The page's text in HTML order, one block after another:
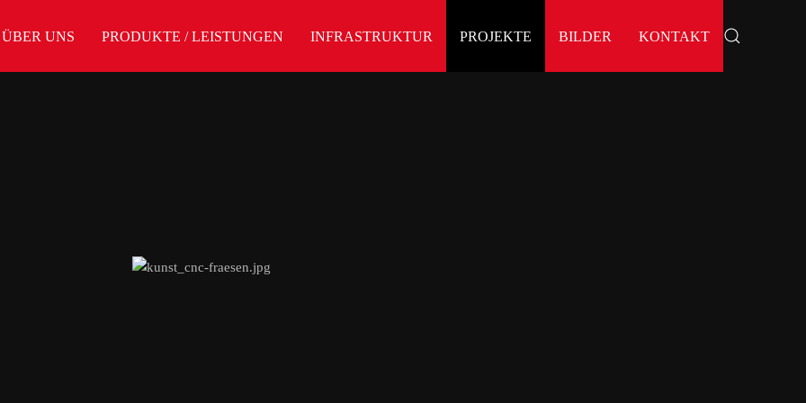
ÜBER UNS PRODUKTE / LEISTUNGEN INFRASTRUKTUR PROJEKTE BILDER KONTAKT